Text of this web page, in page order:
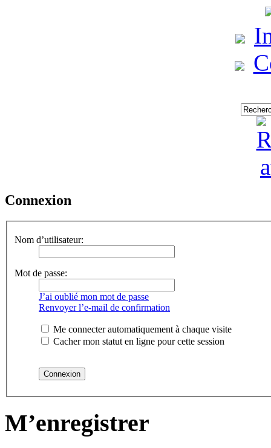
Connexion
Nom d’utilisateur:
Mot de passe:
J’ai oublié mon mot de passe
Renvoyer l’e-mail de confirmation
Me connecter automatiquement à chaque visite
Cacher mon statut en ligne pour cette session
M’enregistrer